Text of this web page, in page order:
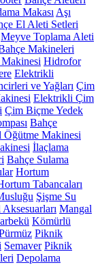
Makası Aşı
El Aleti Setleri
Meyve Toplama Aleti
Makineleri
Hidrofor
Elektrikli
ve Yağları Çim
Elektrikli Çim
Çim Biçme Yedek
Bahçe
Öğütme Makinesi
İlaçlama
Bahçe Sulama
Hortum
Tabancaları
Şişme Su
Mangal
Kömürlü
Piknik
Semaver Piknik
Depolama